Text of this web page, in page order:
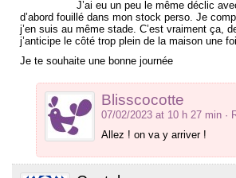
J’ai eu un peu le même déclic
d’abord fouillé dans mon stock perso. Je
j’en suis au même stade. C’est vraiment ça,
j’anticipe le côté trop plein de la maison une
Je te souhaite une bonne journée
Blisscocotte
07/02/2023 at 10 h 27 min ·
Allez ! on va y arriver !